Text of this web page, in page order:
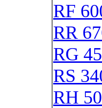
RF
RR
RG
RS
RH